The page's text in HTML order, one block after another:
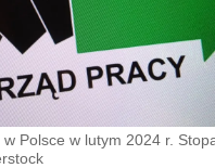
Polsce w lutym 2024 r.